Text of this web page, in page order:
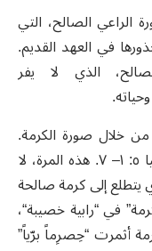
الراعي الصالح، التي
١٠)، تضرب جذورها في العهد القديم.
الذي لا يفر
من خلال صورة الكرمة.
وكي نفهمها، سنرجع إلى نص النبي أشعيا ٥: ١– ٧. هذه المرة، لا
يتطلع إلى كرمة صالحة
في “رابية خصيبة“،
أثمرت “حِصرِماً برّياً”